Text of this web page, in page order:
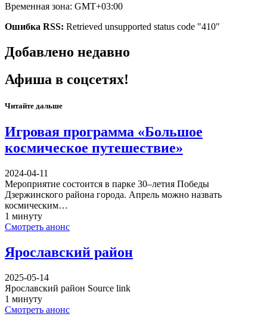
Временная зона: GMT+03:00
Ошибка RSS: Retrieved unsupported status code "410"
Добавлено недавно
Афиша в соцсетях!
Читайте дальше
Игровая программа «Большое
космическое путешествие»
2024-04-11
Мероприятие состоится в парке 30–летия Победы
Дзержинского района города. Апрель можно назвать
космическим…
1 минуту
Смотреть анонс
Ярославский район
2025-05-14
Ярославский район Source link
1 минуту
Смотреть анонс